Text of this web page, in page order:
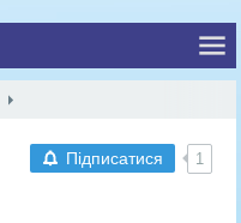
Підписатися 1